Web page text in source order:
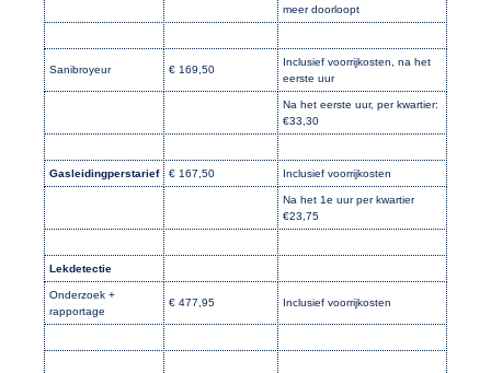
meer doorloopt
Sanibroyeur € 169,50
Inclusief voorrijkosten, na het
eerste uur
Na het eerste uur, per kwartier:
€33,30
Gasleidingperstarief € 167,50 Inclusief voorrijkosten
Na het 1e uur per kwartier
€23,75
Lekdetectie
Onderzoek +
rapportage
€ 477,95 Inclusief voorrijkosten